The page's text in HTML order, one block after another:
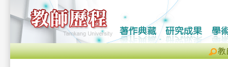
教